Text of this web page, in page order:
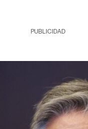
PUBLICIDAD